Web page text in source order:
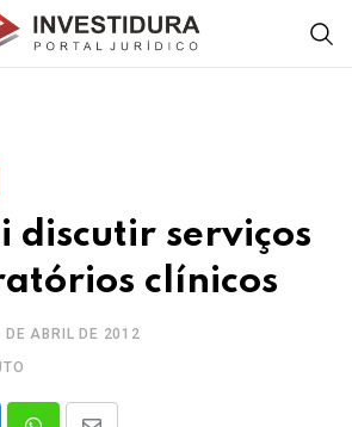
discutir serviços
clínicos
DE ABRIL DE 2012